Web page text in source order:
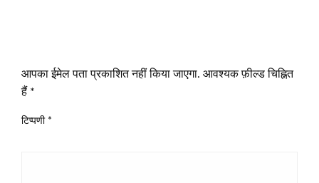
आपका ईमेल पता प्रकाशित नहीं किया जाएगा. आवश्यक फ़ील्ड चिह्नित
हैं *
टिप्पणी *